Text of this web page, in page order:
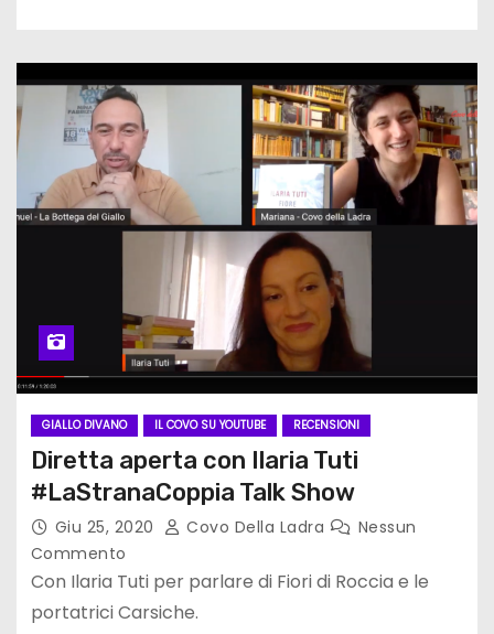
GIALLO DIVANO IL COVO SU YOUTUBE RECENSIONI
Diretta aperta con Ilaria Tuti
#LaStranaCoppia Talk Show
Giu 25, 2020 Covo Della Ladra
Nessun
Commento
Con Ilaria Tuti per parlare di Fiori di Roccia e le
portatrici Carsiche.